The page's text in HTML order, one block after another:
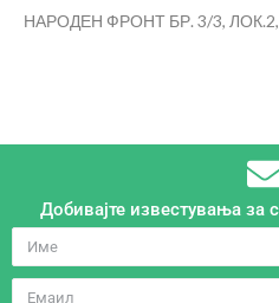
НАРОДЕН ФРОНТ БР. 3/3,
Добивајте известувања за